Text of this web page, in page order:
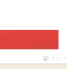
ポチップ